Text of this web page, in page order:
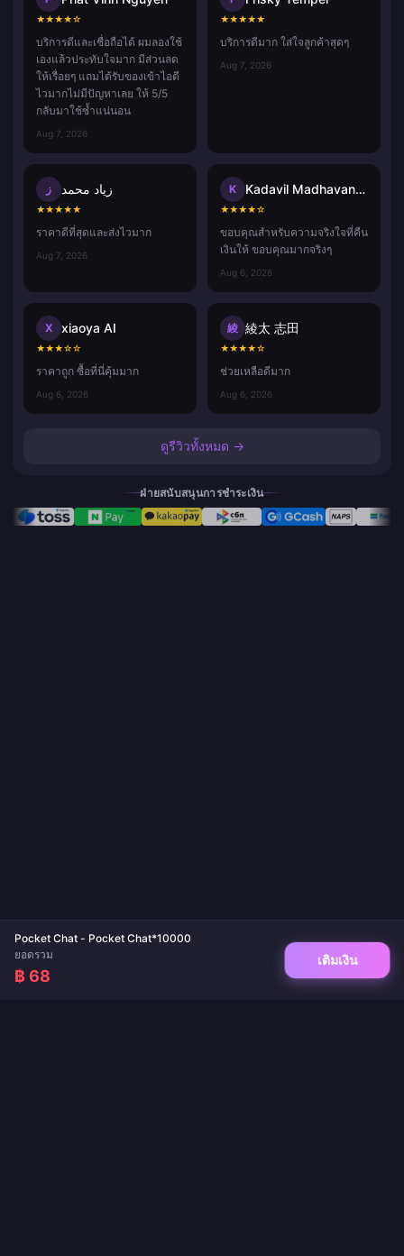
Pocket Chat - Pocket Chat*10000
ยอดรวม
฿ 68
เติมเงิน
★★★★☆
บริการดีและเชื่อถือได้ ผมลองใช้
เองแล้วประทับใจมาก มีส่วนลด
ให้เรื่อยๆ แถมได้รับของเข้าไอดี
ไวมากไม่มีปัญหาเลย ให้ 5/5
กลับมาใช้ซ้ำแน่นอน
Aug 7, 2026
★★★★★
บริการดีมาก ใส่ใจลูกค้าสุดๆ
Aug 7, 2026
ز زياد محمد
★★★★★
ราคาดีที่สุดและส่งไวมาก
Aug 7, 2026
K Kadavil Madhavan Harikrishnan
★★★★☆
ขอบคุณสำหรับความจริงใจที่คืน
เงินให้ ขอบคุณมากจริงๆ
Aug 6, 2026
X xiaoya AI
★★★☆☆
ราคาถูก ซื้อที่นี่คุ้มมาก
Aug 6, 2026
綾 綾太 志田
★★★★☆
ช่วยเหลือดีมาก
Aug 6, 2026
ดูรีวิวทั้งหมด →
ฝ่ายสนับสนุนการชำระเงิน